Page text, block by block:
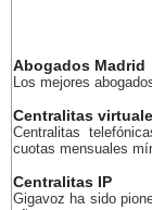
Abogados Madrid
Los mejores
Centralitas
Centralitas
cuotas mensuales
Centralitas IP
Gigavoz ha sido